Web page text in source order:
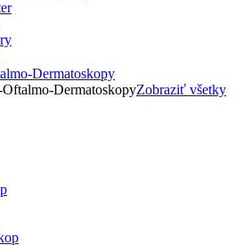
Dermatoskopy
DermatoskopyZobraziť všetky